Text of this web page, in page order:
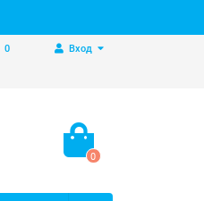
Вход
0
0